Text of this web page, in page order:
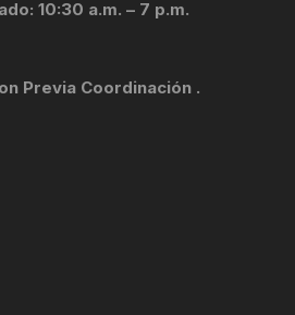
10:30 a.m. – 7 p.m.
Previa Coordinación .